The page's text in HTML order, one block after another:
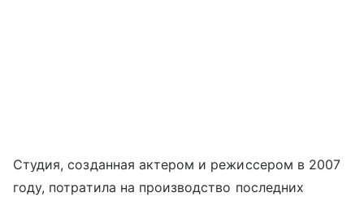
Студия, созданная актером и режиссером в 2007
году, потратила на производство последних